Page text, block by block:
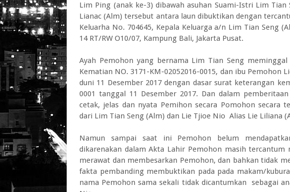
Lim Ping (anak ke-3) dibawah asuhan Suami-Istri Lim
Lianac (Alm) tersebut antara laun dibuktikan dengan
Keluarha No. 704645, Kepala Keluarga a/n Lim Tian Seng
14 RT/RW O10/07, Kampung Bali, Jakarta Pusat.
Ayah Pemohon yang bernama Lim Tian Seng
Kematian NO. 3171-KM-02052016-0015, dan ibu Pemohon
duni 11 Desember 2017 dengan dasar surat keterangan
0001 tanggal 11 Desember 2017. Dan dalam
cetak, jelas dan nyata Pemihon secara Pomohon secara
dari Lim Tian Seng (Alm) dan Lie Tjioe Nio Alias Lie Liliana
Namun sampai saat ini Pemohon belum
dikarenakan dalam Akta Lahir Pemohon masih
merawat dan membesarkan Pemohon, dan bahkan tidak
fakta pembanding membuktikan pada pada makam/
nama Pemohon sama sekali tidak dicantumkan sebagai